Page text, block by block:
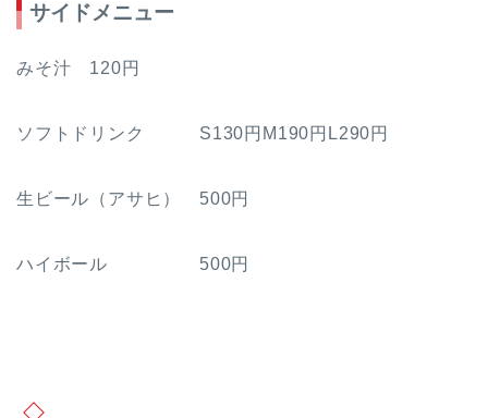
サイドメニュー
みそ汁 120円
ソフトドリンク S130円M190円L290円
生ビール（アサヒ） 500円
ハイボール 500円